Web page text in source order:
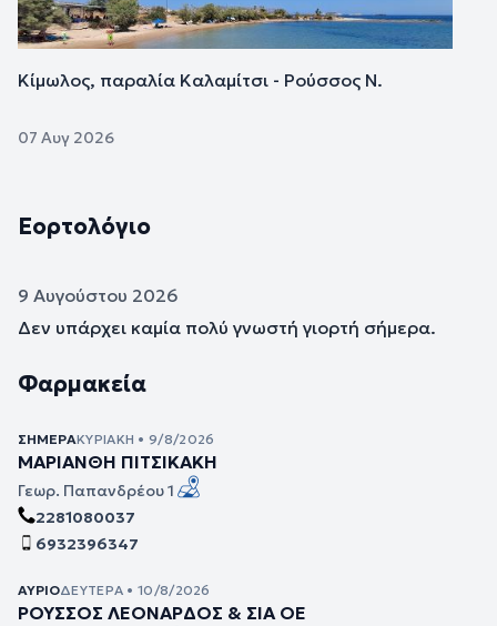
Κίμωλος, παραλία Καλαμίτσι - Ρούσσος Ν.
07 Αυγ 2026
Εορτολόγιο
9 Αυγούστου 2026
Δεν υπάρχει καμία πολύ γνωστή γιορτή σήμερα.
Φαρμακεία
ΣΉΜΕΡΑΚΥΡΙΑΚΉ • 9/8/2026
ΜΑΡΙΑΝΘΗ ΠΙΤΣΙΚΑΚΗ
Γεωρ. Παπανδρέου 1
2281080037
6932396347
ΑΎΡΙΟΔΕΥΤΈΡΑ • 10/8/2026
ΡΟΥΣΣΟΣ ΛΕΟΝΑΡΔΟΣ & ΣΙΑ ΟΕ